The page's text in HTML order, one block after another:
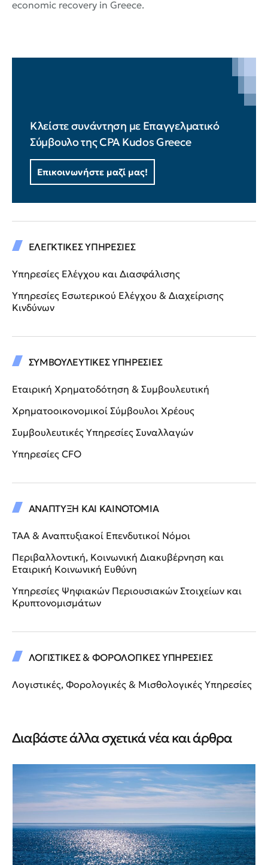
economic recovery in Greece.
Κλείστε συνάντηση με Επαγγελματικό
Σύμβουλο της CPA Kudos Greece
Επικοινωνήστε μαζί μας!
ΕΛΕΓΚΤΙΚΕΣ ΥΠΗΡΕΣΙΕΣ
Υπηρεσίες Ελέγχου και Διασφάλισης
Υπηρεσίες Εσωτερικού Ελέγχου & Διαχείρισης
Κινδύνων
ΣΥΜΒΟΥΛΕΥΤΙΚΕΣ ΥΠΗΡΕΣΙΕΣ
Εταιρική Χρηματοδότηση & Συμβουλευτική
Χρηματοοικονομικοί Σύμβουλοι Χρέους
Συμβουλευτικές Υπηρεσίες Συναλλαγών
Υπηρεσίες CFO
ΑΝΑΠΤΥΞΗ ΚΑΙ ΚΑΙΝΟΤΟΜΙΑ
ΤΑΑ & Αναπτυξιακοί Επενδυτικοί Νόμοι
Περιβαλλοντική, Κοινωνική Διακυβέρνηση και
Εταιρική Κοινωνική Ευθύνη
Υπηρεσίες Ψηφιακών Περιουσιακών Στοιχείων και
Κρυπτονομισμάτων
ΛΟΓΙΣΤΙΚΕΣ & ΦΟΡΟΛΟΓΙΚΕΣ ΥΠΗΡΕΣΙΕΣ
Λογιστικές, Φορολογικές & Μισθολογικές Υπηρεσίες
Διαβάστε άλλα σχετικά νέα και άρθρα